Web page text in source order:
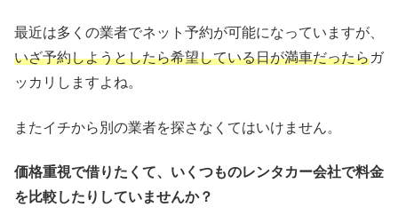
最近は多くの業者でネット予約が可能になっていますが、
いざ予約しようとしたら希望している日が満車だったらガ
ッカリしますよね。
またイチから別の業者を探さなくてはいけません。
価格重視で借りたくて、いくつものレンタカー会社で料金
を比較したりしていませんか？